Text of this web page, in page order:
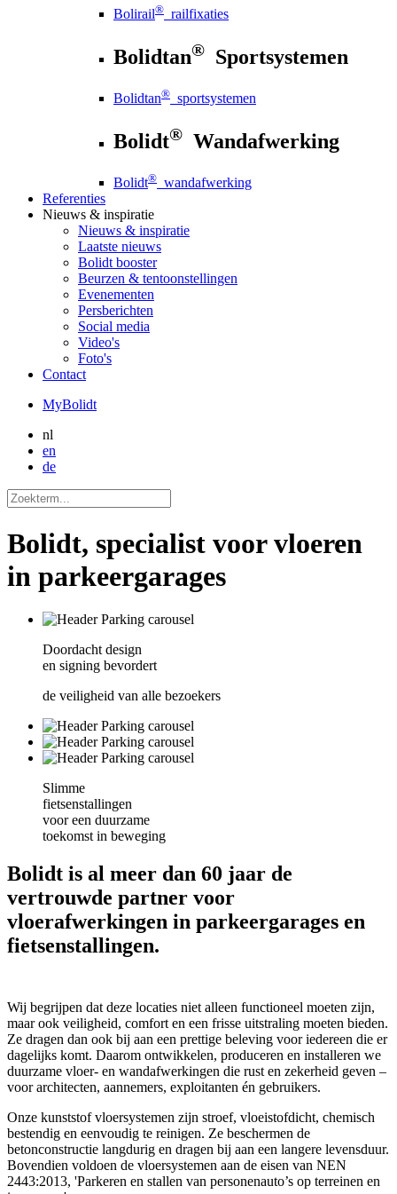
Bolirail® railfixaties
Bolidtan® Sportsystemen
Bolidtan® sportsystemen
Bolidt® Wandafwerking
Bolidt® wandafwerking
Referenties
Nieuws & inspiratie
Nieuws & inspiratie
Laatste nieuws
Bolidt booster
Beurzen & tentoonstellingen
Evenementen
Persberichten
Social media
Video's
Foto's
Contact
MyBolidt
nl
en
de
Bolidt, specialist voor vloeren
in parkeergarages
Doordacht design
en signing bevordert
de veiligheid van alle bezoekers
Slimme
fietsenstallingen
voor een duurzame
toekomst in beweging
Bolidt is al meer dan 60 jaar de
vertrouwde partner voor
vloerafwerkingen in parkeergarages en
fietsenstallingen.
Wij begrijpen dat deze locaties niet alleen functioneel moeten zijn,
maar ook veiligheid, comfort en een frisse uitstraling moeten bieden.
Ze dragen dan ook bij aan een prettige beleving voor iedereen die er
dagelijks komt. Daarom ontwikkelen, produceren en installeren we
duurzame vloer- en wandafwerkingen die rust en zekerheid geven –
voor architecten, aannemers, exploitanten én gebruikers.
Onze kunststof vloersystemen zijn stroef, vloeistofdicht, chemisch
bestendig en eenvoudig te reinigen. Ze beschermen de
betonconstructie langdurig en dragen bij aan een langere levensduur.
Bovendien voldoen de vloersystemen aan de eisen van NEN
2443:2013, 'Parkeren en stallen van personenauto’s op terreinen en